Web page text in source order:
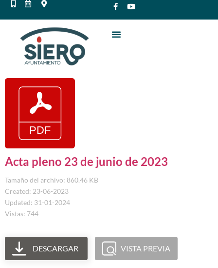
Acta pleno 23 de junio de 2023
Tamaño del archivo: 860.46 KB
Created: 23-06-2023
Updated: 31-01-2024
Vistas: 744
DESCARGAR VISTA PREVIA